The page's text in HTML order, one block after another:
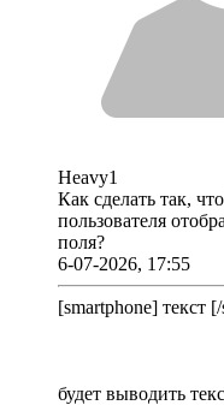
Heavy1
Как сделать так,
пользователя
поля?
6-07-2026, 17:55
[smartphone] текст
будет выводить